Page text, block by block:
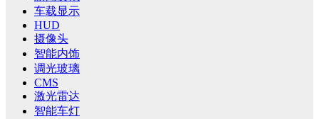
车载显示
HUD
摄像头
智能内饰
调光玻璃
CMS
激光雷达
智能车灯